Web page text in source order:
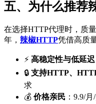
五、为什么推荐
在选择HTTP代理时，质
年， 辣椒HTTP凭借高质
⚡ 高稳定性与低延迟
🔒 支持HTTP、
求
💰 价格亲民 ：9.9/